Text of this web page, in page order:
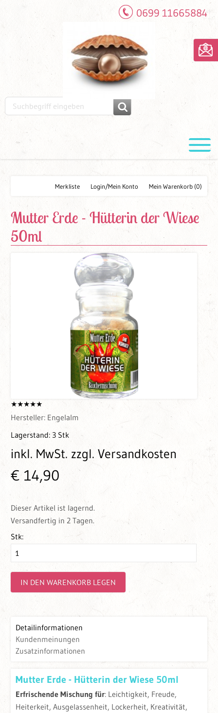
0699 11665884
Mein Warenkorb (0)
Login/Mein Konto
Merkliste
Mutter Erde - Hütterin der Wiese
50ml
Hersteller: Engelalm
Lagerstand: 3 Stk
inkl. MwSt. zzgl. Versandkosten
€ 14,90
Dieser Artikel ist lagernd.
Versandfertig in 2 Tagen.
Stk:
IN DEN WARENKORB LEGEN
Detailinformationen
Kundenmeinungen
Zusatzinformationen
Mutter Erde - Hütterin der Wiese 50ml
Erfrischende Mischung für: Leichtigkeit, Freude,
Heiterkeit, Ausgelassenheit, Lockerheit, Kreativität,